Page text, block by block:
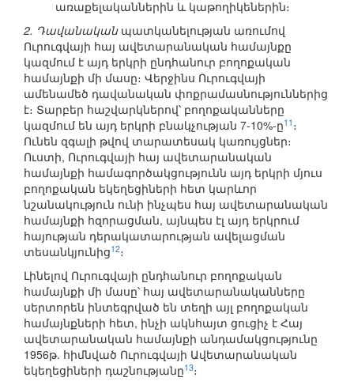
առաքելականներին և կաթողիկեներին։
2. Դավանականպատկանելության առումով
Ուրուգվայի հայ ավետարանական համայնքը
կազմում է այդ երկրի ընդհանուր բողոքական
համայնքի մի մասը։ Վերջինս Ուրուգվայի
ամենամեծ դավանական փոքրամասնություններից
է։ Տարբեր հաշվարկներով՝ բողոքականները
կազմում են այդ երկրի բնակչության 7-10%-ը11 ։
Ունեն զգալի թվով տարատեսակ կառույցներ։
Ուստի, Ուրուգվայի հայ ավետարանական
համայնքի համագործակցությունն այդ երկրի մյուս
բողոքական եկեղեցիների հետ կարևոր
նշանակություն ունի ինչպես հայ ավետարանական
համայնքի հզորացման, այնպես էլ այդ երկրում
հայության դերակատարության ավելացման
տեսանկյունից12։
Լինելով Ուրուգվայի ընդհանուր բողոքական
համայնքի մի մասը՝ հայ ավետարանականները
սերտորեն ինտեգրված են տեղի այլ բողոքական
համայնքների հետ, ինչի ակնհայտ ցուցիչ է Հայ
ավետարանական համայնքի անդամակցությունը
1956թ. հիմնված Ուրուգվայի Ավետարանական
եկեղեցիների դաշնությանը13։